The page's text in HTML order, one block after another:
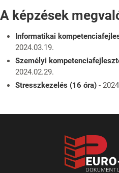
A képzések
Informatikai
2024.03.19.
Személyi
2024.02.29.
Stresszkezelés (16 óra) -